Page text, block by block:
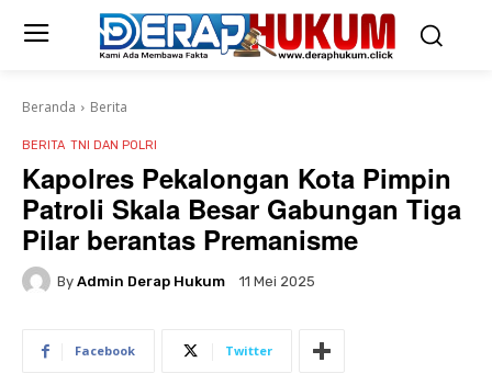
Beranda Berita
BERITA TNI DAN POLRI
Kapolres Pekalongan Kota Pimpin
Patroli Skala Besar Gabungan Tiga
Pilar berantas Premanisme
By Admin Derap Hukum 11 Mei 2025
Facebook Twitter